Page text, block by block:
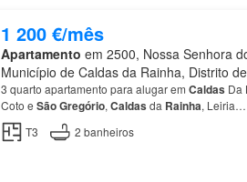
1 200 €/mês
Apartamento em 2500, Nossa Senhora
Município de Caldas da Rainha, Distrito
3 quarto apartamento para alugar em Caldas Da
Coto e SãoGregório, Caldas da Rainha, Leiria…
T3
2 banheiros